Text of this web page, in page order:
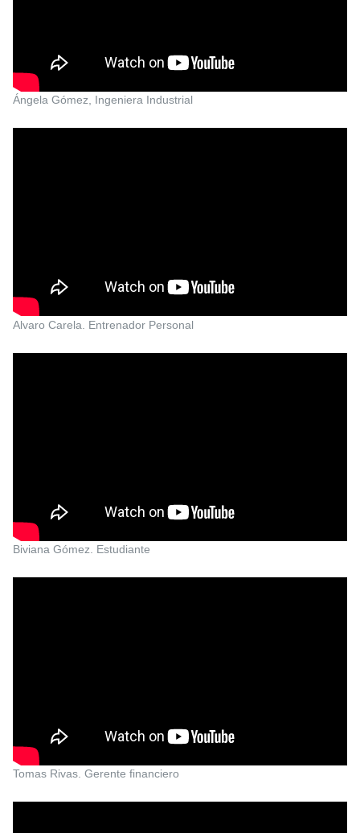
Ángela Gómez, Ingeniera Industrial
Alvaro Carela. Entrenador Personal
Biviana Gómez. Estudiante
Tomas Rivas. Gerente financiero